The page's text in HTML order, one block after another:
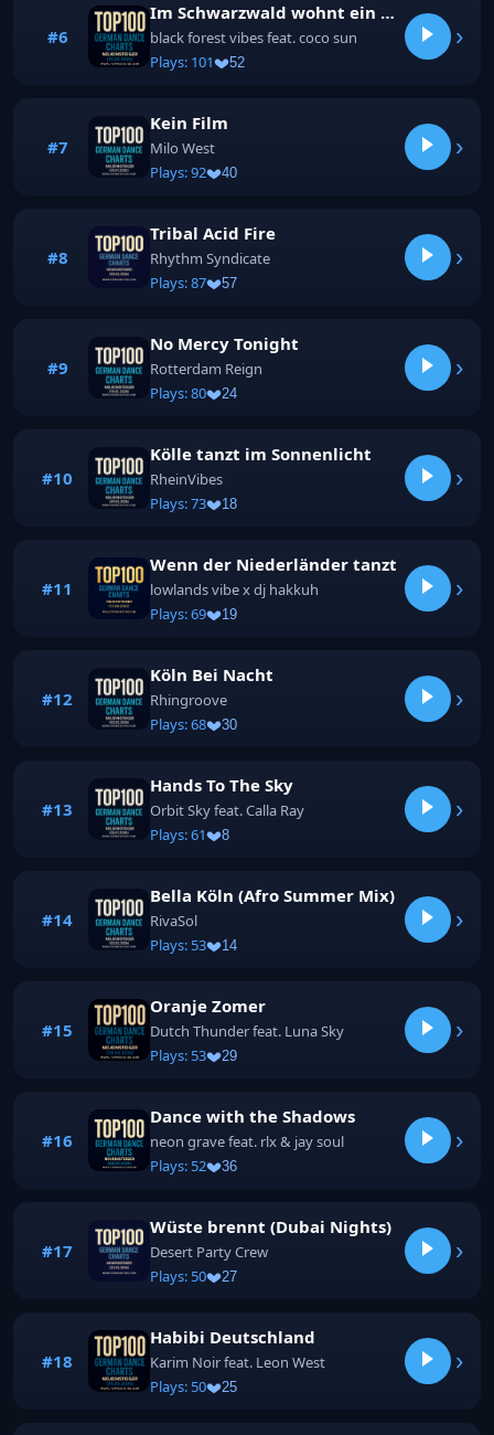
#6
Im Schwarzwald wohnt ein Räuchermännchen
black forest vibes feat. coco sun
Plays: 101
52
›
#7
Kein Film
Milo West
Plays: 92
40
›
#8
Tribal Acid Fire
Rhythm Syndicate
Plays: 87
57
›
#9
No Mercy Tonight
Rotterdam Reign
Plays: 80
24
›
#10
Kölle tanzt im Sonnenlicht
RheinVibes
Plays: 73
18
›
#11
Wenn der Niederländer tanzt
lowlands vibe x dj hakkuh
Plays: 69
19
›
#12
Köln Bei Nacht
Rhingroove
Plays: 68
30
›
#13
Hands To The Sky
Orbit Sky feat. Calla Ray
Plays: 61
8
›
#14
Bella Köln (Afro Summer Mix)
RivaSol
Plays: 53
14
›
#15
Oranje Zomer
Dutch Thunder feat. Luna Sky
Plays: 53
29
›
#16
Dance with the Shadows
neon grave feat. rlx & jay soul
Plays: 52
36
›
#17
Wüste brennt (Dubai Nights)
Desert Party Crew
Plays: 50
27
›
#18
Habibi Deutschland
Karim Noir feat. Leon West
Plays: 50
25
›